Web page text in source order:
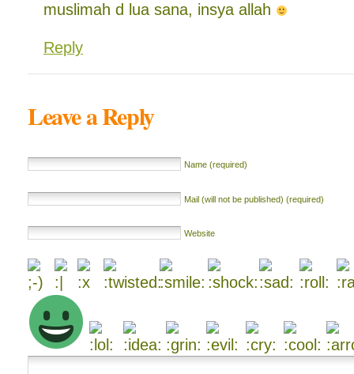
muslimah d lua sana, insya allah
Reply
Leave a Reply
Name (required)
Mail (will not be published) (required)
Website